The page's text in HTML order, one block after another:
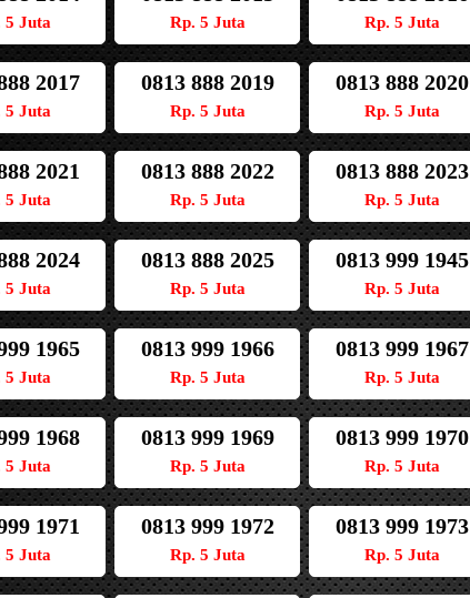
5 Juta Rp. 5 Juta Rp. 5 Juta
2017
5 Juta
0813 888 2019
Rp. 5 Juta
0813 888 2020
Rp. 5 Juta
2021
5 Juta
0813 888 2022
Rp. 5 Juta
0813 888 2023
Rp. 5 Juta
2024
5 Juta
0813 888 2025
Rp. 5 Juta
0813 999 1945
Rp. 5 Juta
1965
5 Juta
0813 999 1966
Rp. 5 Juta
0813 999 1967
Rp. 5 Juta
1968
5 Juta
0813 999 1969
Rp. 5 Juta
0813 999 1970
Rp. 5 Juta
1971
5 Juta
0813 999 1972
Rp. 5 Juta
0813 999 1973
Rp. 5 Juta